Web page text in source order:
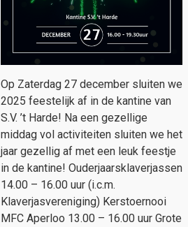
Op Zaterdag 27 december sluiten we
2025 feestelijk af in de kantine van
S.V. ’t Harde! Na een gezellige
middag vol activiteiten sluiten we het
jaar gezellig af met een leuk feestje
in de kantine! Ouderjaarsklaverjassen
14.00 – 16.00 uur (i.c.m.
Klaverjasvereniging) Kerstoernooi
MFC Aperloo 13.00 – 16.00 uur Grote